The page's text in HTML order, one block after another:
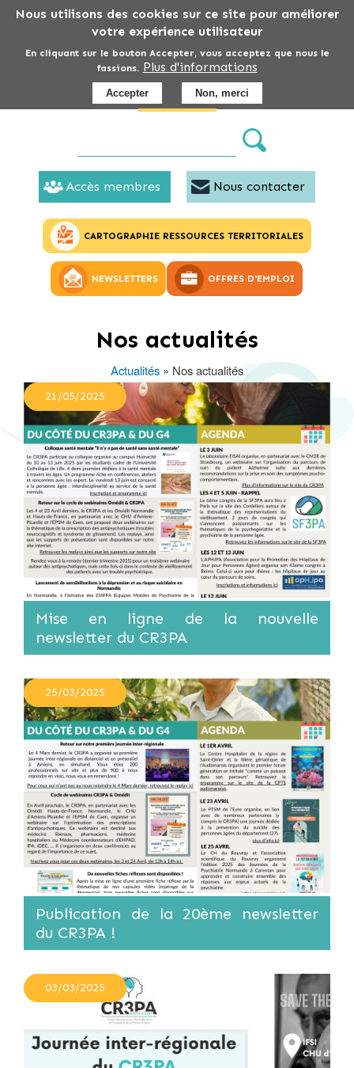
Nous utilisons des cookies sur ce site pour améliorer
votre expérience utilisateur
En cliquant sur le bouton Accepter, vous acceptez que nous le
fassions. Plus d'informations
Accepter Non, merci
Aller
au
contenu
principal
Accès membres Nous contacter
CARTOGRAPHIE RESSOURCES TERRITORIALES
NEWSLETTERS OFFRES D'EMPLOI
Nos actualités
d'Ariane
Actualités Nos actualités
21/05/2025
Mise en ligne de la nouvelle
newsletter du CR3PA
25/03/2025
Publication de la 20ème newsletter
du CR3PA !
03/03/2025